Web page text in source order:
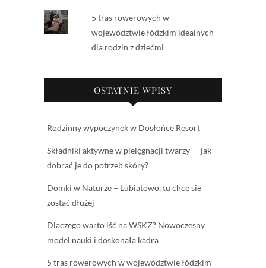
5 tras rowerowych w
województwie łódzkim idealnych
dla rodzin z dziećmi
OSTATNIE WPISY
Rodzinny wypoczynek w Dosłońce Resort
Składniki aktywne w pielęgnacji twarzy — jak
dobrać je do potrzeb skóry?
Domki w Naturze – Lubiatowo, tu chce się
zostać dłużej
Dlaczego warto iść na WSKZ? Nowoczesny
model nauki i doskonała kadra
5 tras rowerowych w województwie łódzkim